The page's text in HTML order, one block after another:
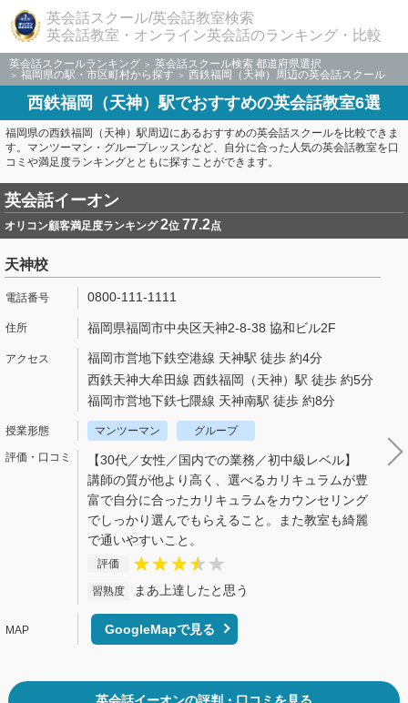
英会話スクール/英会話教室検索
英会話教室・オンライン英会話のランキング・比較
英会話スクールランキング
英会話スクール検索 都道府県選択
福岡県の駅・市区町村から探す
西鉄福岡（天神）周辺の英会話スクール
西鉄福岡（天神）駅でおすすめの英会話教室6選
福岡県の西鉄福岡（天神）駅周辺にあるおすすめの英会話スクールを比較できま
す。マンツーマン・グループレッスンなど、自分に合った人気の英会話教室を口
コミや満足度ランキングとともに探すことができます。
英会話イーオン
オリコン顧客満足度ランキング2位 77.2点
天神校
0800-111-1111
福岡県福岡市中央区天神2-8-38 協和ビル2F
福岡市営地下鉄空港線 天神駅 徒歩 約4分
西鉄天神大牟田線 西鉄福岡（天神）駅 徒歩 約5分
福岡市営地下鉄七隈線 天神南駅 徒歩 約8分
マンツーマン グループ
【30代／女性／国内での業務／初中級レベル】
講師の質が他より高く、選べるカリキュラムが豊
富で自分に合ったカリキュラムをカウンセリング
でしっかり選んでもらえること。また教室も綺麗
で通いやすいこと。
評価
習熟度 まあ上達したと思う
GoogleMapで見る